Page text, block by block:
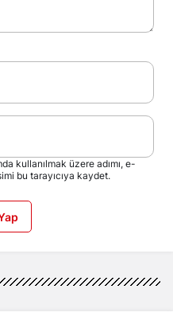
kullanılmak üzere adımı, e-
bu tarayıcıya kaydet.